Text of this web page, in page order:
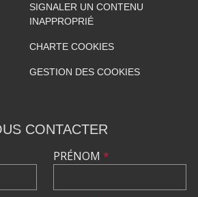
SIGNALER UN CONTENU
INAPPROPRIÉ
CHARTE COOKIES
GESTION DES COOKIES
CONTACTER
PRÉNOM *